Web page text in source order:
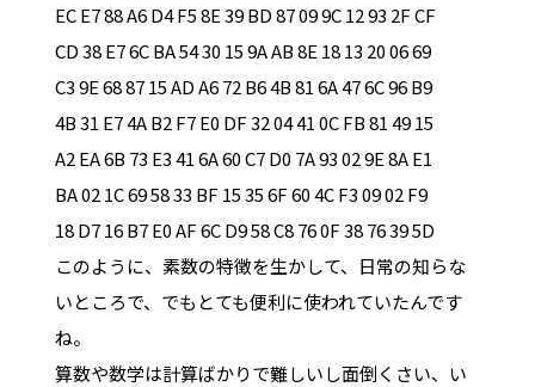
EC E7 88 A6 D4 F5 8E 39 BD 87 09 9C 12 93 2F CF
CD 38 E7 6C BA 54 30 15 9A AB 8E 18 13 20 06 69
C3 9E 68 87 15 AD A6 72 B6 4B 81 6A 47 6C 96 B9
4B 31 E7 4A B2 F7 E0 DF 32 04 41 0C FB 81 49 15
A2 EA 6B 73 E3 41 6A 60 C7 D0 7A 93 02 9E 8A E1
BA 02 1C 69 58 33 BF 15 35 6F 60 4C F3 09 02 F9
18 D7 16 B7 E0 AF 6C D9 58 C8 76 0F 38 76 39 5D
このように、素数の特徴を生かして、日常の知らな
いところで、でもとても便利に使われていたんです
ね。
算数や数学は計算ばかりで難しいし面倒くさい、い